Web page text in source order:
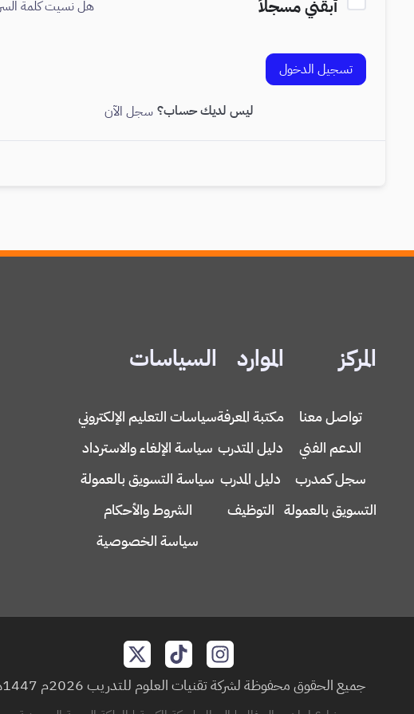
أبقني مسجلاً هل نسيت كلمة
تسجيل الدخول
ليس لديك حساب؟ سجل الآن
المركز
تواصل معنا
الدعم الفني
سجل كمدرب
التسويق بالعمولة
الموارد
مكتبة المعرفة
دليل المتدرب
دليل المدرب
التوظيف
السياسات
سياسات التعليم الإلكتروني
سياسة الإلغاء والاسترداد
سياسة التسويق بالعمولة
الشروط والأحكام
سياسة الخصوصية
جميع الحقوق محفوظة لشركة تقنيات العلوم للتدريب 2026م 1447هـ